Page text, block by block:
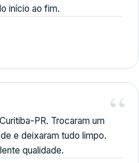
início ao fim.
PR. Trocaram um
e deixaram tudo limpo.
qualidade.